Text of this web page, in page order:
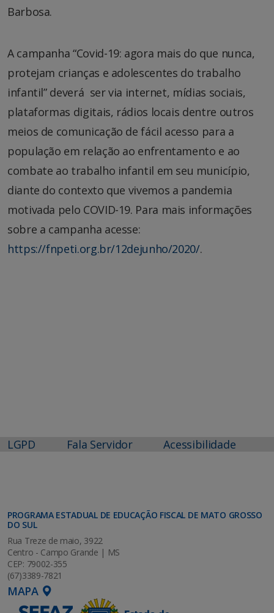
Barbosa.
A campanha “Covid-19: agora mais do que nunca,
protejam crianças e adolescentes do trabalho
infantil” deverá ser via internet, mídias sociais,
plataformas digitais, rádios locais dentre outros
meios de comunicação de fácil acesso para a
população em relação ao enfrentamento e ao
combate ao trabalho infantil em seu município,
diante do contexto que vivemos a pandemia
motivada pelo COVID-19. Para mais informações
sobre a campanha acesse:
https://fnpeti.org.br/12dejunho/2020/.
LGPD Fala Servidor Acessibilidade
PROGRAMA ESTADUAL DE EDUCAÇÃO FISCAL DE MATO GROSSO
DO SUL
Rua Treze de maio, 3922
Centro - Campo Grande | MS
CEP: 79002-355
(67)3389-7821
MAPA